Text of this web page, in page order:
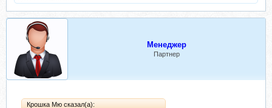
Менеджер
Партнер
Крошка Мю сказал(а):